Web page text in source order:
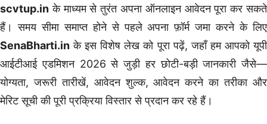
scvtup.in के माध्यम से तुरंत अपना ऑनलाइन आवेदन पूरा कर सकते
हैं। समय सीमा समाप्त होने से पहले अपना फ़ॉर्म जमा करने के लिए
SenaBharti.in के इस विशेष लेख को पूरा पढ़ें, जहाँ हम आपको यूपी
आईटीआई एडमिशन 2026 से जुड़ी हर छोटी-बड़ी जानकारी जैसे—
योग्यता, जरूरी तारीखें, आवेदन शुल्क, आवेदन करने का तरीका और
मेरिट सूची की पूरी प्रक्रिया विस्तार से प्रदान कर रहे हैं।